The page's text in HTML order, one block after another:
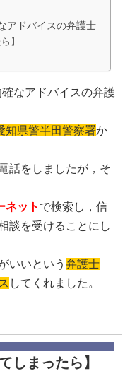
アドバイスの弁護士
】
なアドバイスの弁護
知県警半田警察署か
話をしましたが，そ
ネット で検索し，信
談を受けることにし
いいという弁護士
してくれました。
しまったら】